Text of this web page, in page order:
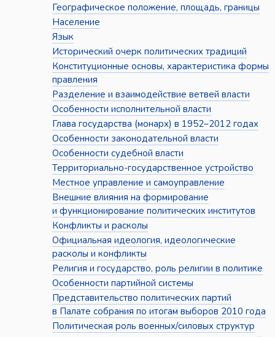
Географическое положение, площадь, границы
Население
Язык
Исторический очерк политических традиций
Конституционные основы, характеристика формы
правления
Разделение и взаимодействие ветвей власти
Особенности исполнительной власти
Глава государства (монарх) в 1952–2012 годах
Особенности законодательной власти
Особенности судебной власти
Территориально-государственное устройство
Местное управление и самоуправление
Внешние влияния на формирование
и функционирование политических институтов
Конфликты и расколы
Официальная идеология, идеологические
расколы и конфликты
Религия и государство, роль религии в политике
Особенности партийной системы
Представительство политических партий
в Палате собрания по итогам выборов 2010 года
Политическая роль военных/силовых структур